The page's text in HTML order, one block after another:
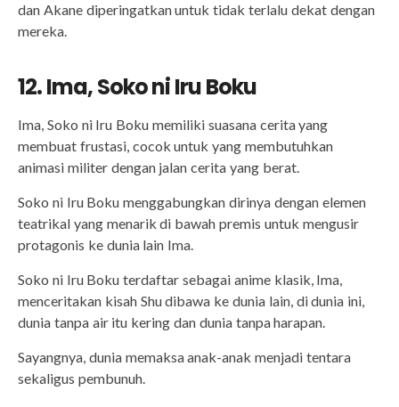
dan Akane diperingatkan untuk tidak terlalu dekat dengan
mereka.
12. Ima, Soko ni Iru Boku
Ima, Soko ni Iru Boku memiliki suasana cerita yang
membuat frustasi, cocok untuk yang membutuhkan
animasi militer dengan jalan cerita yang berat.
Soko ni Iru Boku menggabungkan dirinya dengan elemen
teatrikal yang menarik di bawah premis untuk mengusir
protagonis ke dunia lain Ima.
Soko ni Iru Boku terdaftar sebagai anime klasik, Ima,
menceritakan kisah Shu dibawa ke dunia lain, di dunia ini,
dunia tanpa air itu kering dan dunia tanpa harapan.
Sayangnya, dunia memaksa anak-anak menjadi tentara
sekaligus pembunuh.